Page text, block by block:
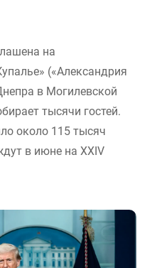
на
(«Александрия
в Могилевской
тысячи гостей.
около 115 тысяч
в июне на XXIV